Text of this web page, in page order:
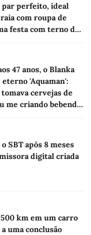
par perfeito, ideal
com roupa de
festa com terno de
47 anos, o Blanka
'Aquaman':
cervejas de
me criando bebendo
SBT após 8 meses
digital criada
km em um carro
uma conclusão